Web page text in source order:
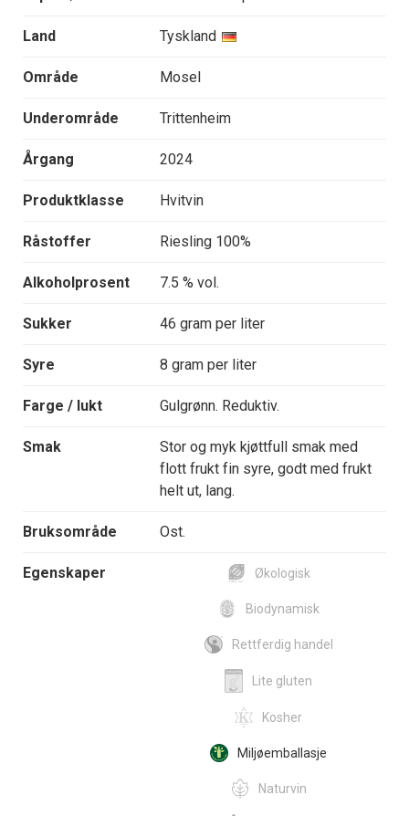
Land Tyskland
Område Mosel
Underområde Trittenheim
Årgang 2024
Produktklasse Hvitvin
Råstoffer Riesling 100%
Alkoholprosent 7.5 % vol.
Sukker 46 gram per liter
Syre 8 gram per liter
Farge / lukt Gulgrønn. Reduktiv.
Smak
Stor og myk kjøttfull smak med
flott frukt fin syre, godt med frukt
helt ut, lang.
Bruksområde Ost.
Egenskaper Økologisk
Biodynamisk
Rettferdig handel
Lite gluten
Kosher
Miljøemballasje
Naturvin